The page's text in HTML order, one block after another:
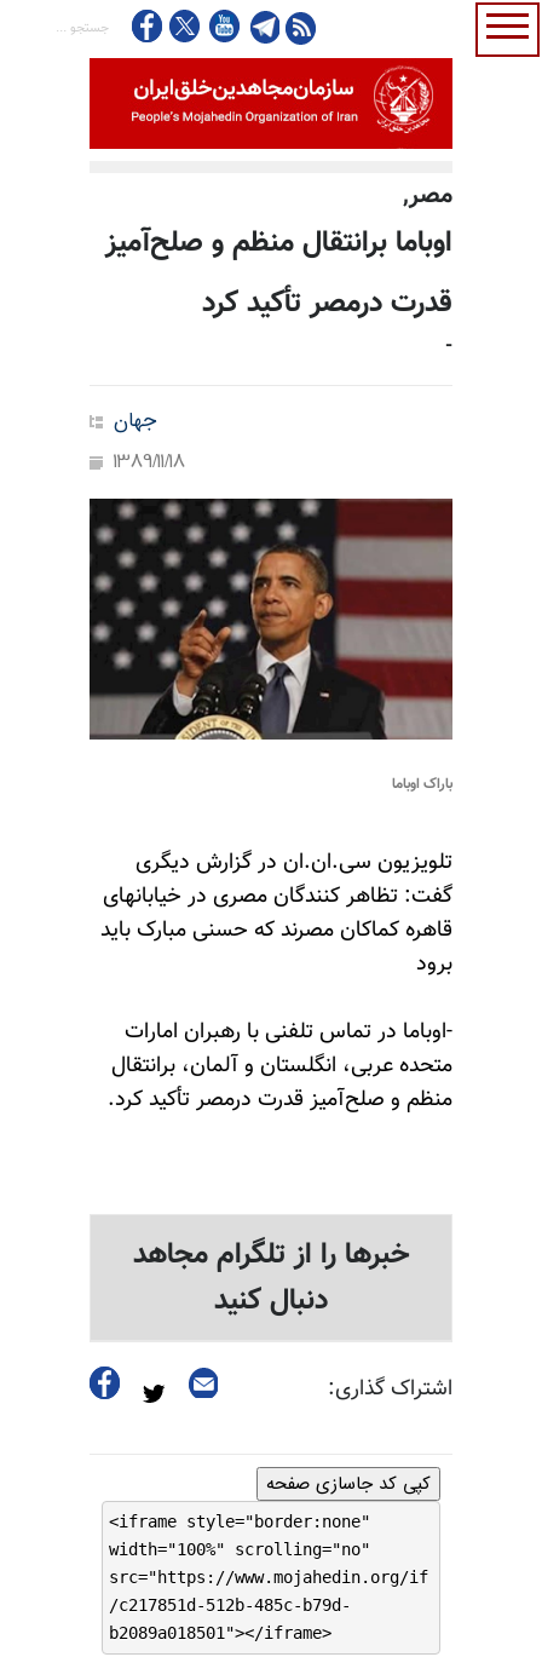
مصر,
اوباما برانتقال منظم و صلح‌آمیز
قدرت درمصر تأکید کرد
-
جهان
1389/11/18
باراک اوباما
تلویزیون سی.ان.ان در گزارش دیگری
گفت: تظاهر کنندگان مصری در خیابانهای
قاهره کماکان مصرند که حسنی مبارک باید
برود
-اوباما در تماس تلفنی با رهبران امارات
متحده عربی، انگلستان و آلمان، برانتقال
منظم و صلح‌آمیز قدرت درمصر تأکید کرد.
خبرها را از تلگرام مجاهد
دنبال کنید
اشتراک گذاری:
کپی کد جاسازی صفحه
<iframe style="border:none"
width="100%" scrolling="no"
src="https://www.mojahedin.org/if
/c217851d-512b-485c-b79d-
b2089a018501"></iframe>